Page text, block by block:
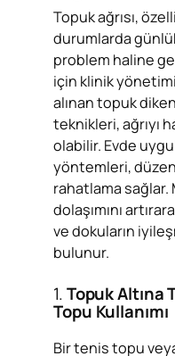
Topuk ağrısı,
durumlarda
problem haline
için klinik
alınan topuk
teknikleri, ağrıyı
olabilir. Evde
yöntemleri,
rahatlama sağlar.
dolaşımını
ve dokuların
bulunur.
1.Topuk Altına
Topu Kullanımı
Bir tenis topu